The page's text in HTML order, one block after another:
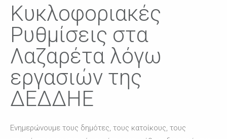
Κυκλοφοριακές
Ρυθμίσεις στα
Λαζαρέτα λόγω
εργασιών της
ΔΕΔΔΗΕ
Ενημερώνουμε τους δημότες, τους κατοίκους, τους